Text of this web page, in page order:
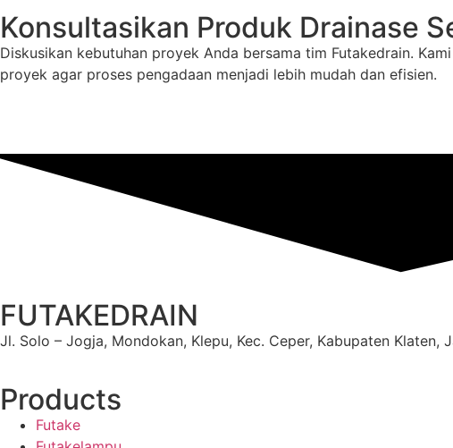
Konsultasikan Produk Drainase
Diskusikan kebutuhan proyek Anda bersama tim Futakedrain.
proyek agar proses pengadaan menjadi lebih mudah dan efisien.
FUTAKEDRAIN
Jl. Solo – Jogja, Mondokan, Klepu, Kec. Ceper, Kabupaten Klaten,
Products
Futake